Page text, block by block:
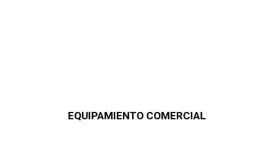
EQUIPAMIENTO COMERCIAL